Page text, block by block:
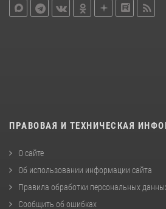
ПРАВОВАЯ И ТЕХНИЧЕСКАЯ
О сайте
Об использовании информации сайта
Правила обработки персональных
Сообщить об ошибках